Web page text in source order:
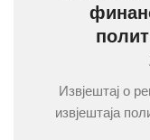
Извјештај о
извјештаја